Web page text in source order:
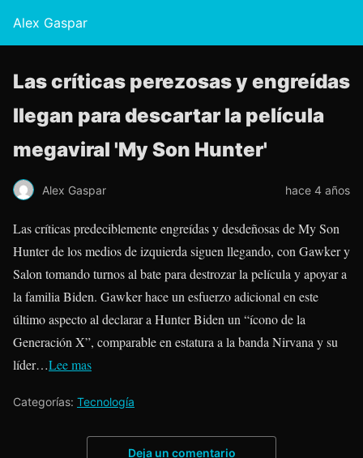
Alex Gaspar
Las críticas perezosas y engreídas
llegan para descartar la película
megaviral 'My Son Hunter'
Alex Gaspar hace 4 años
Las críticas predeciblemente engreídas y desdeñosas de My Son
Hunter de los medios de izquierda siguen llegando, con Gawker y
Salon tomando turnos al bate para destrozar la película y apoyar a
la familia Biden. Gawker hace un esfuerzo adicional en este
último aspecto al declarar a Hunter Biden un “ícono de la
Generación X”, comparable en estatura a la banda Nirvana y su
líder…Lee mas
Categorías: Tecnología
Deja un comentario